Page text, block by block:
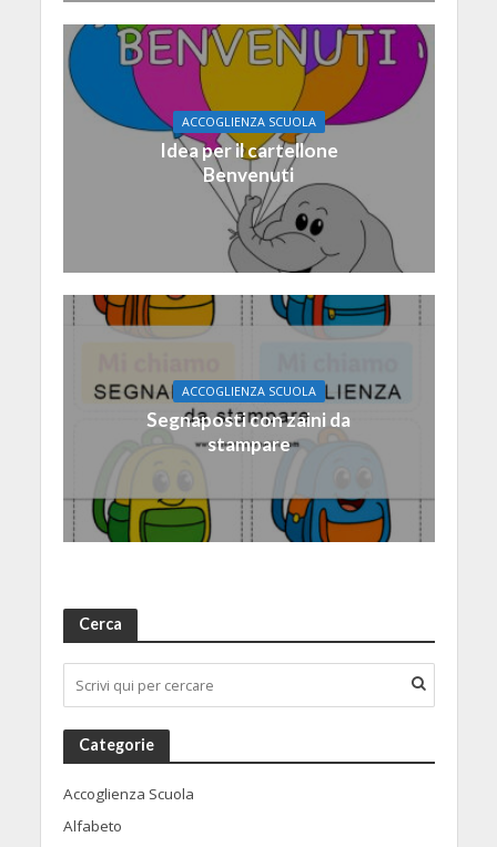
ACCOGLIENZA SCUOLA
Idea per il cartellone
Benvenuti
ACCOGLIENZA SCUOLA
Segnaposti con zaini da
stampare
Cerca
Categorie
Accoglienza Scuola
Alfabeto